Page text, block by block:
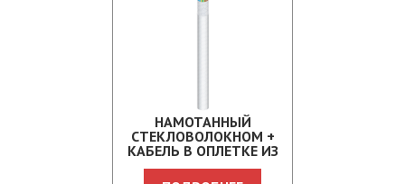
НАМОТАННЫЙ
СТЕКЛОВОЛОКНОМ +
КАБЕЛЬ В ОПЛЕТКЕ ИЗ
СТЕКЛОВОЛОКНА CN3CM